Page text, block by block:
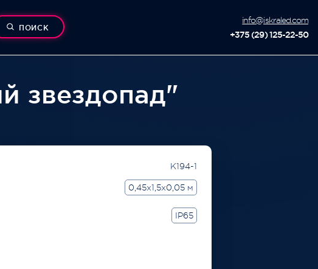
ПОИСК
info@iskraled.com
+375 (29) 125-22-50
звездопад"
K194-1
0,45x1,5x0,05 м
IP65